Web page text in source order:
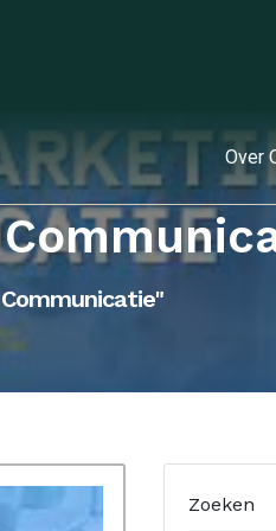
Over
Zoeken